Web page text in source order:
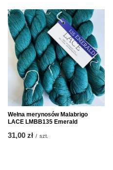
Wełna merynosów Malabrigo
LACE LMBB135 Emerald
31,00 zł / szt.